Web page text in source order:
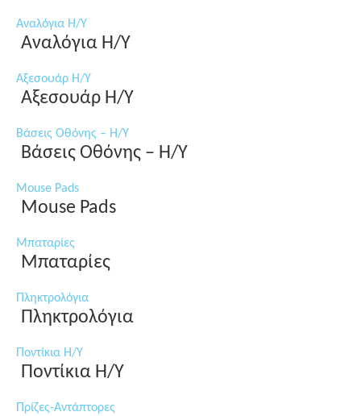
Αναλόγια Η/Υ
Αναλόγια Η/Υ
Αξεσουάρ Η/Υ
Αξεσουάρ Η/Υ
Βάσεις Οθόνης – Η/Υ
Βάσεις Οθόνης – Η/Υ
Mouse Pads
Mouse Pads
Μπαταρίες
Μπαταρίες
Πληκτρολόγια
Πληκτρολόγια
Ποντίκια Η/Υ
Ποντίκια Η/Υ
Πρίζες-Αντάπτορες